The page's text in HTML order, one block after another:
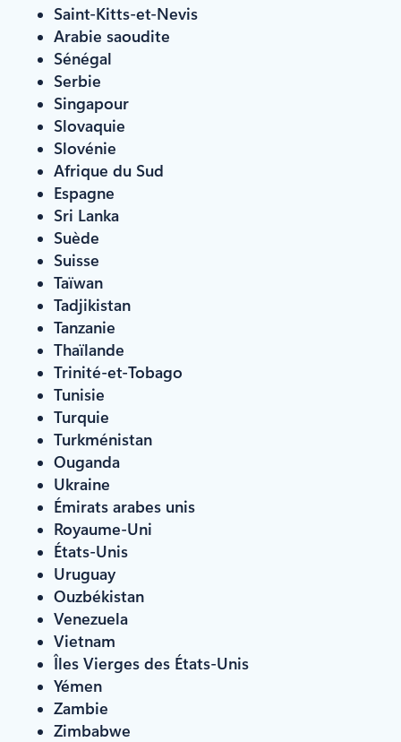
Saint-Kitts-et-Nevis
Arabie saoudite
Sénégal
Serbie
Singapour
Slovaquie
Slovénie
Afrique du Sud
Espagne
Sri Lanka
Suède
Suisse
Taïwan
Tadjikistan
Tanzanie
Thaïlande
Trinité-et-Tobago
Tunisie
Turquie
Turkménistan
Ouganda
Ukraine
Émirats arabes unis
Royaume-Uni
États-Unis
Uruguay
Ouzbékistan
Venezuela
Vietnam
Îles Vierges des États-Unis
Yémen
Zambie
Zimbabwe